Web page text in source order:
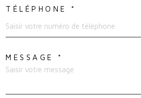
TÉLÉPHONE *
MESSAGE *